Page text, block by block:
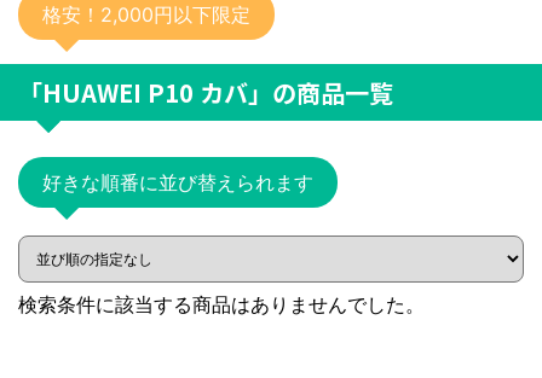
格安！2,000円以下限定
「HUAWEI P10 カバ」 の商品一覧
好きな順番に並び替えられます
検索条件に該当する商品はありませんでした。